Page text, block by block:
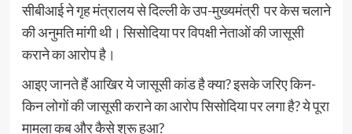
सीबीआई ने गृह मंत्रालय से दिल्ली के उप-मुख्यमंत्री पर केस चलाने
की अनुमति मांगी थी। सिसोदिया पर विपक्षी नेताओं की जासूसी
कराने का आरोप है।
आइए जानते हैं आखिर ये जासूसी कांड है क्या? इसके जरिए किन-
किन लोगों की जासूसी कराने का आरोप सिसोदिया पर लगा है? ये पूरा
मामला कब और कैसे शुरू हुआ?